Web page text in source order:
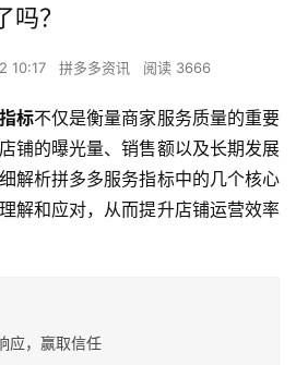
？
10:17 拼多多资讯 阅读 3666
标不仅是衡量商家服务质量的重要
铺的曝光量、销售额以及长期发展
解析拼多多服务指标中的几个核心
解和应对，从而提升店铺运营效率
应，赢取信任